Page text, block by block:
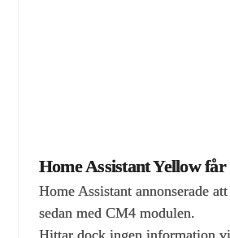
Home Assistant Yellow
Home Assistant annonserade
sedan med CM4 modulen.
Hittar dock ingen information